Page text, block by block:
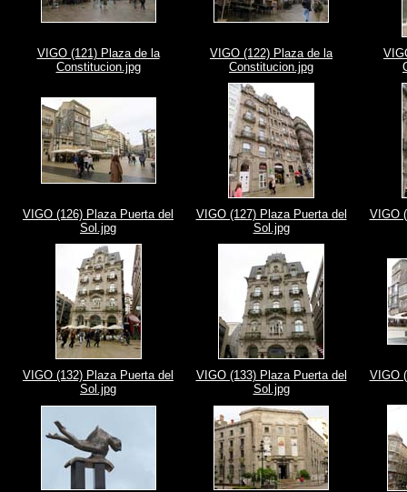
VIGO (121) Plaza de la
Constitucion.jpg
VIGO (122) Plaza de la
Constitucion.jpg
VIGO (126) Plaza Puerta del
Sol.jpg
VIGO (127) Plaza Puerta del
Sol.jpg
VIGO
VIGO (132) Plaza Puerta del
Sol.jpg
VIGO (133) Plaza Puerta del
Sol.jpg
VIGO